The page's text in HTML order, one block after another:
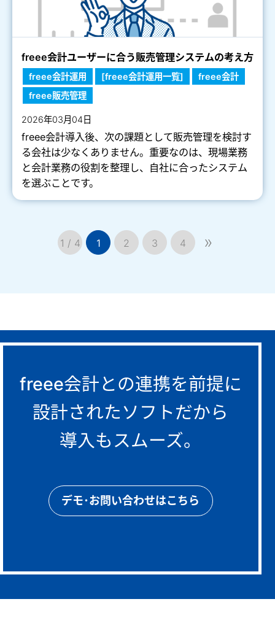
freee会計ユーザーに合う販売管理システムの考え方
freee会計運用 [freee会計運用一覧]
freee会計
freee販売管理
2026年03月04日
freee会計導入後、次の課題として販売管理を検討す
る会社は少なくありません。重要なのは、現場業務
と会計業務の役割を整理し、自社に合ったシステム
を選ぶことです。
1 / 4 1 2 3 4 »
freee会計との連携を前提に
設計されたソフトだから
導入もスムーズ。
デモ･お問い合わせはこちら